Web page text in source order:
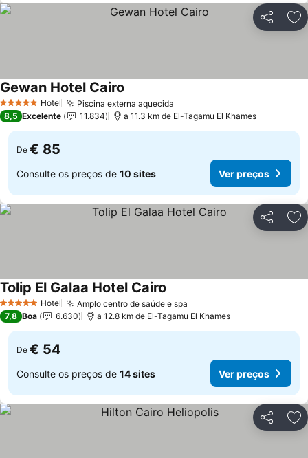
Partilhar
5 Estrelas Hotel Piscina externa aquecida
Gewan Hotel Cairo
8,5 Excelente 11.834 a 11.3 km de El-Tagamu El Khames
De € 85
Consulte os preços de 10 sites Ver preços
Partilhar
5 Estrelas Hotel Amplo centro de saúde e spa
Tolip El Galaa Hotel Cairo
7,8 Boa 6.630 a 12.8 km de El-Tagamu El Khames
De € 54
Consulte os preços de 14 sites Ver preços
Partilhar